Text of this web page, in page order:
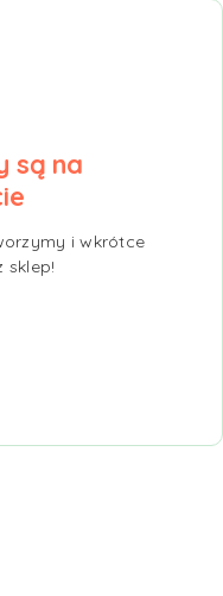
są na
i wkrótce
sklep!